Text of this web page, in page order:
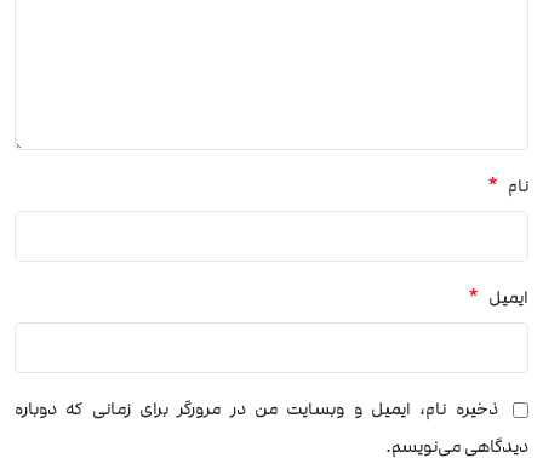
نام *
ایمیل *
ذخیره نام، ایمیل و وبسایت من در مرورگر برای زمانی که دوباره
دیدگاهی می‌نویسم.